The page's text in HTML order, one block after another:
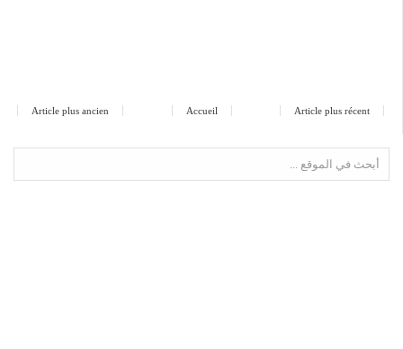
Article plus récent
Article plus ancien Accueil